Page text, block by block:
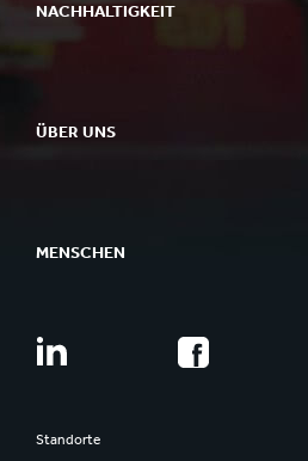
NACHHALTIGKEIT
ÜBER UNS
MENSCHEN
Standorte